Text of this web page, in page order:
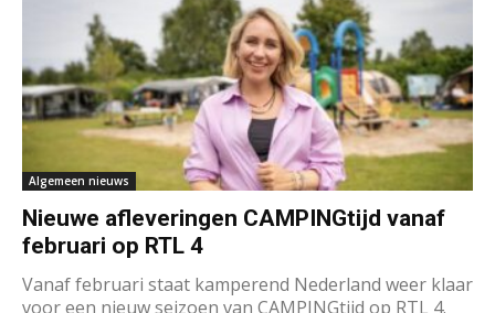
Algemeen nieuws
Nieuwe afleveringen CAMPINGtijd vanaf
februari op RTL 4
Vanaf februari staat kamperend Nederland weer klaar
voor een nieuw seizoen van CAMPINGtijd op RTL 4.